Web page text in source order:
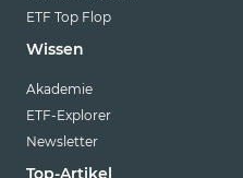
ETF Top Flop
Wissen
Akademie
ETF-Explorer
Newsletter
Top-Artikel